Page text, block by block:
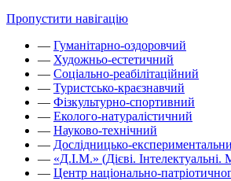
Пропустити навігацію
— Гуманітарно-оздоровчий
— Художньо-естетичний
— Соціально-реабілітаційний
— Туристсько-краєзнавчий
— Фізкультурно-спортивний
— Еколого-натуралістичний
— Науково-технічний
— Дослідницько-
— «Д.І.М.» (Дієві. Інтелектуальні.
— Центр національно-